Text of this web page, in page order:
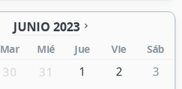
JUNIO 2023
Mar Mié Jue Vie Sáb
30 31 1 2
3